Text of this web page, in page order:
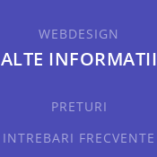
WEBDESIGN
ALTE INFORMATII
PRETURI
INTREBARI FRECVENTE